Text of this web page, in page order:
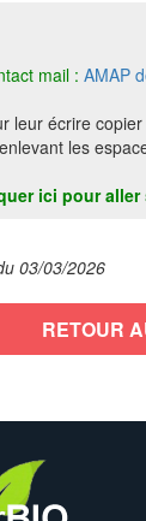
mail : AMAP
leur écrire
les
ici pour aller
03/03/2026
RETOUR